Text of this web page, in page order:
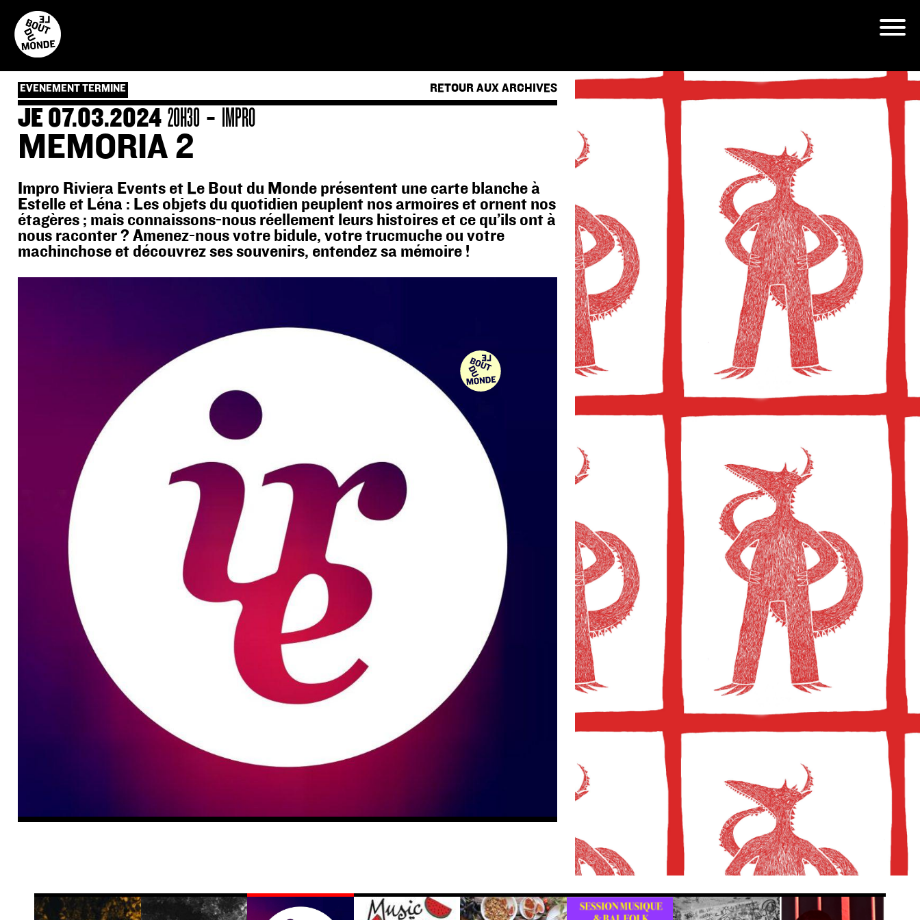
content
EVENEMENT TERMINE RETOUR AUX ARCHIVES
JE 07.03.2024 20H30 - IMPRO
MEMORIA 2
Impro Riviera Events et Le Bout du Monde présentent une carte blanche à
Estelle et Léna : Les objets du quotidien peuplent nos armoires et ornent nos
étagères ; mais connaissons-nous réellement leurs histoires et ce qu’ils ont à
nous raconter ? Amenez-nous votre bidule, votre trucmuche ou votre
machinchose et découvrez ses souvenirs, entendez sa mémoire !